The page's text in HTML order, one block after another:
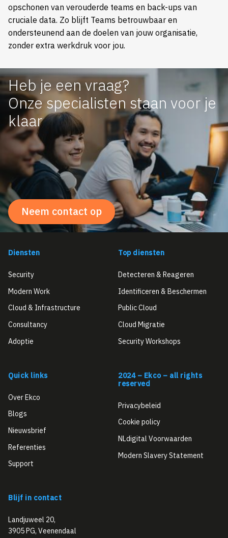
opschonen van verouderde teams en back-ups van
cruciale data. Zo blijft Teams betrouwbaar en
ondersteunend aan de doelen van jouw organisatie,
zonder extra werkdruk voor jou.
Heb je een vraag?
Onze specialisten staan voor je
klaar
Neem contact op
Diensten
Security
Modern Work
Cloud & Infrastructure
Consultancy
Adoptie
Top diensten
Detecteren & Reageren
Identificeren & Beschermen
Public Cloud
Cloud Migratie
Security Workshops
Quick links
Over Ekco
Blogs
Nieuwsbrief
Referenties
Support
2024 – Ekco – all rights
reserved
Privacybeleid
Cookie policy
NLdigital Voorwaarden
Modern Slavery Statement
Blijf in contact
Landjuweel 20,
3905 PG, Veenendaal